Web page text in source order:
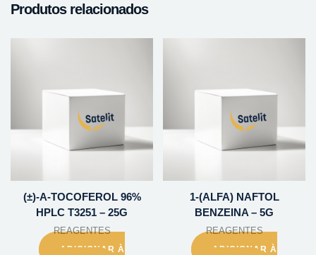
Produtos relacionados
(±)-A-TOCOFEROL 96%
HPLC T3251 – 25G
REAGENTES
ADICIONAR À
1-(ALFA) NAFTOL
BENZEINA – 5G
REAGENTES
ADICIONAR À